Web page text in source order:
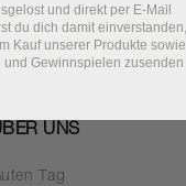
UNS
Tag
und direkt per E-Mail
du dich damit einverstanden,
Kauf unserer Produkte sowie
Gewinnspielen zusenden